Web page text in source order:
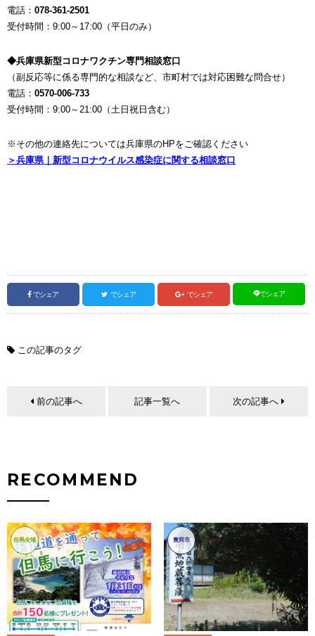
電話： 078-361-2501
受付時間：9:00～17:00（平日のみ）
◆兵庫県新型コロナワクチン専門相談窓口
（副反応等に係る専門的な相談など、市町村では対応困難な問合せ）
電話： 0570-006-733
受付時間：9:00～21:00（土日祝日含む）
※その他の連絡先については兵庫県のHPをご確認ください
＞兵庫県｜新型コロナウイルス感染症に関する相談窓口
でシェア でシェア でシェア でシェア
この記事のタグ
前の記事へ 記事一覧へ 次の記事へ
RECOMMEND
但馬全域 豊岡市